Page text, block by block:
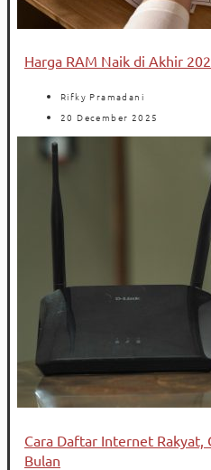
Harga RAM Naik di Akhir
Rifky Pramadani
20 December 2025
Cara Daftar Internet Rakyat,
Bulan